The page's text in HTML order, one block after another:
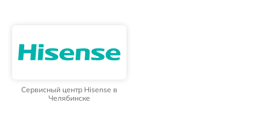
Сервисный центр Hisense в
Челябинске